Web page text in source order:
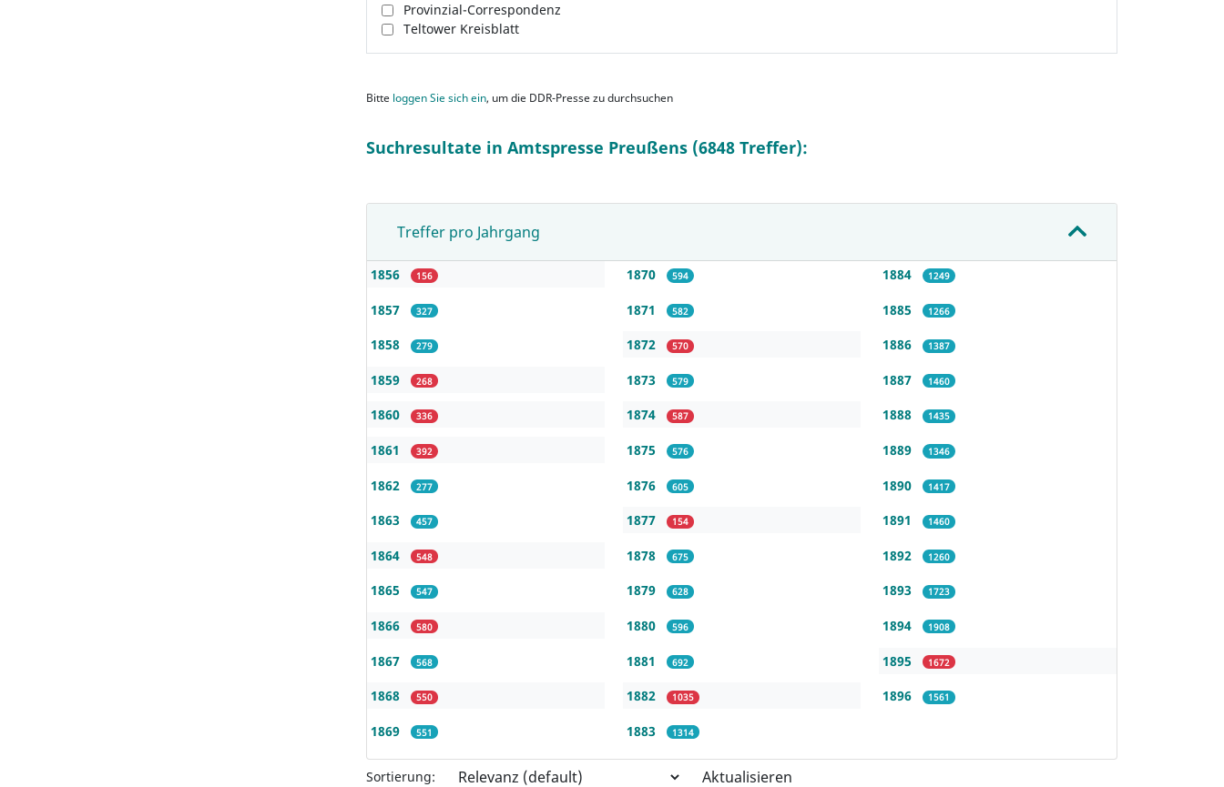
Provinzial-Correspondenz
Teltower Kreisblatt
Bitte loggen Sie sich ein, um die DDR-Presse zu durchsuchen
Suchresultate in Amtspresse Preußens (6848 Treffer):
Treffer pro Jahrgang
1856 156
1857 327
1858 279
1859 268
1860 336
1861 392
1862 277
1863 457
1864 548
1865 547
1866 580
1867 568
1868 550
1869 551
1870 594
1871 582
1872 570
1873 579
1874 587
1875 576
1876 605
1877 154
1878 675
1879 628
1880 596
1881 692
1882 1035
1883 1314
1884 1249
1885 1266
1886 1387
1887 1460
1888 1435
1889 1346
1890 1417
1891 1460
1892 1260
1893 1723
1894 1908
1895 1672
1896 1561
Sortierung: Aktualisieren